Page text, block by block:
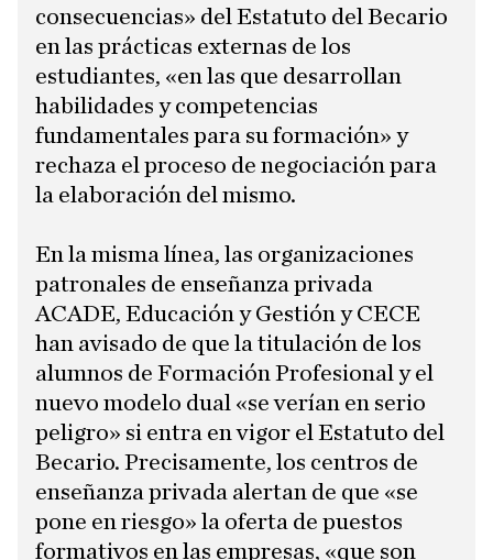
consecuencias» del Estatuto del Becario
en las prácticas externas de los
estudiantes, «en las que desarrollan
habilidades y competencias
fundamentales para su formación» y
rechaza el proceso de negociación para
la elaboración del mismo.
En la misma línea, las organizaciones
patronales de enseñanza privada
ACADE, Educación y Gestión y CECE
han avisado de que la titulación de los
alumnos de Formación Profesional y el
nuevo modelo dual «se verían en serio
peligro» si entra en vigor el Estatuto del
Becario. Precisamente, los centros de
enseñanza privada alertan de que «se
pone en riesgo» la oferta de puestos
formativos en las empresas, «que son